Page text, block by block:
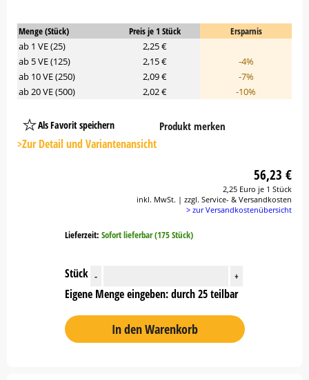
Menge (Stück) Preis je 1 Stück
Ersparnis
ab 1 VE (25)
2,25 €
ab 5 VE (125)
2,15 €
-4%
ab 10 VE (250)
2,09 €
-7%
ab 20 VE (500)
2,02 € -10%
Als Favorit speichern
Platzhalter
Button
Produkt merken
>Zur Detail und Variantenansicht
56,23 €
2,25 Euro je 1 Stück
inkl. MwSt. | zzgl. Service- & Versandkosten
> zur Versandkostenübersicht
Lieferzeit: Sofort lieferbar (175 Stück)
Stück - +
Eigene Menge eingeben: durch 25 teilbar
In den Warenkorb